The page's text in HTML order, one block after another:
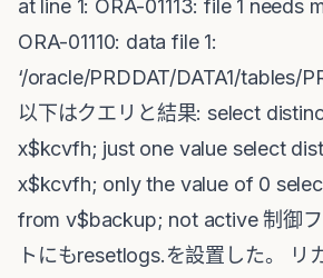
at line 1: ORA-01113: file 1 needs
ORA-01110: data file 1:
‘/oracle/PRDDAT/DATA1/tables/
以下はクエリと結果: select
x$kcvfh; just one value select
x$kcvfh; only the value of 0
from v$backup; not active 制御
トにもresetlogs.を設置した。 リ